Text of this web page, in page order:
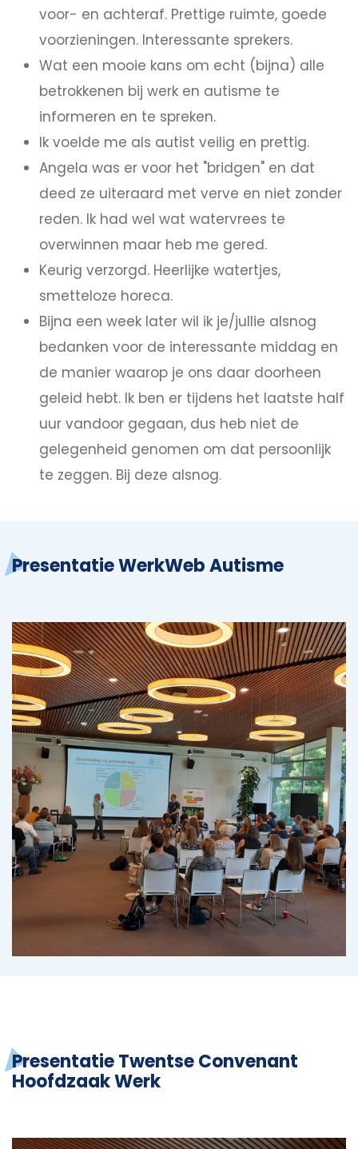
voor- en achteraf. Prettige ruimte, goede
voorzieningen. Interessante sprekers.
Wat een mooie kans om echt (bijna) alle
betrokkenen bij werk en autisme te
informeren en te spreken.
Ik voelde me als autist veilig en prettig.
Angela was er voor het "bridgen" en dat
deed ze uiteraard met verve en niet zonder
reden. Ik had wel wat watervrees te
overwinnen maar heb me gered.
Keurig verzorgd. Heerlijke watertjes,
smetteloze horeca.
Bijna een week later wil ik je/jullie alsnog
bedanken voor de interessante middag en
de manier waarop je ons daar doorheen
geleid hebt. Ik ben er tijdens het laatste half
uur vandoor gegaan, dus heb niet de
gelegenheid genomen om dat persoonlijk
te zeggen. Bij deze alsnog.
Presentatie WerkWeb Autisme
Presentatie Twentse Convenant
Hoofdzaak Werk